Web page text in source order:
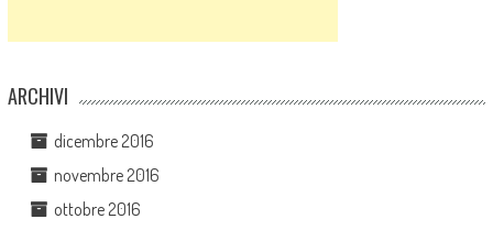
ARCHIVI
dicembre 2016
novembre 2016
ottobre 2016